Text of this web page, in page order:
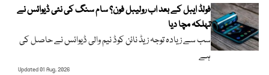
فولڈ ایبل کے بعد اب رولیبل فون؟ سام سنگ کی نئی ڈیوائس نے
تہلکہ مچا دیا
سب سے زیادہ توجہ زیڈ نائن کوڈ نیم والی ڈیوائس نے حاصل کی
ہے
Updated 01 Aug, 2026